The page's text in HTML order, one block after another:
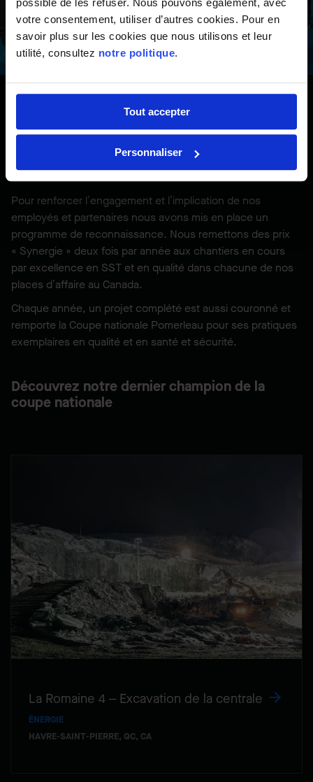
votre consentement, utiliser d’autres cookies. Pour en
savoir plus sur les cookies que nous utilisons et leur
utilité, consultez notre politique.
Tout accepter
Personnaliser
Prix Synergie et Coupe
Pour renforcer l’engagement et l’implication de nos
employés et partenaires nous avons mis en place un
programme de reconnaissance. Nous remettons des prix
« Synergie » deux fois par année aux chantiers en cours
par excellence en SST et en qualité dans chacune de nos
places d’affaire au Canada.
Chaque année, un projet complété est aussi couronné et
remporte la Coupe nationale Pomerleau pour ses pratiques
exemplaires en qualité et en santé et sécurité.
Découvrez notre dernier champion de la
coupe nationale
La Romaine 4 – Excavation de la centrale
ÉNERGIE
HAVRE-SAINT-PIERRE, QC, CA